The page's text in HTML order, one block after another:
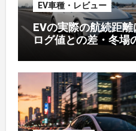
EV車種・レビュー
EVの実際の航続距
ログ値との差・冬場